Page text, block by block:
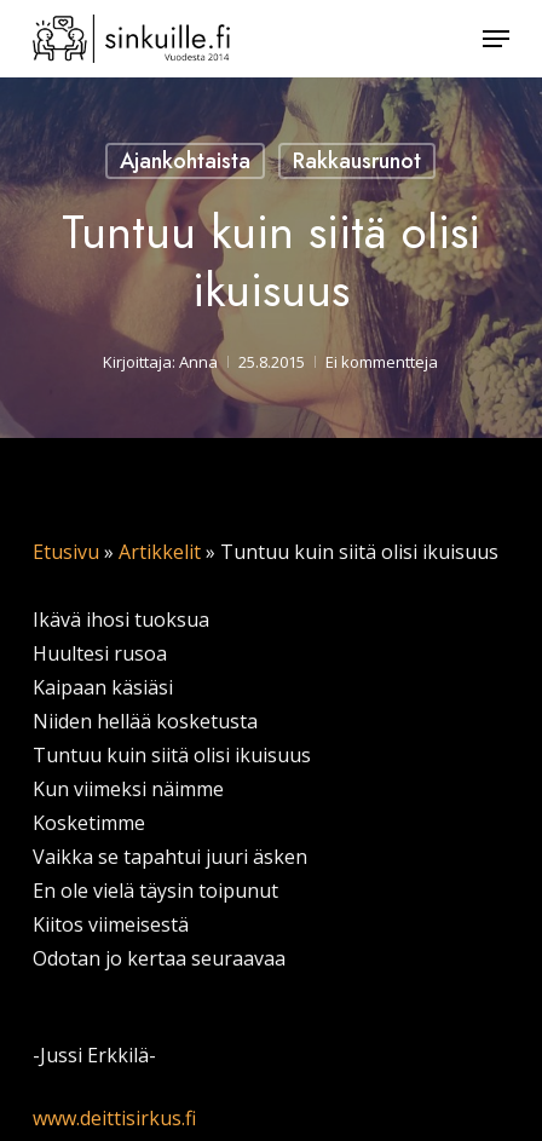
Skip
main
content
Ajankohtaista Rakkausrunot
Tuntuu kuin siitä olisi
ikuisuus
Kirjoittaja: Anna 25.8.2015 Ei kommentteja
Etusivu » Artikkelit» Tuntuu kuin siitä olisi ikuisuus
Ikävä ihosi tuoksua
Huultesi rusoa
Kaipaan käsiäsi
Niiden hellää kosketusta
Tuntuu kuin siitä olisi ikuisuus
Kun viimeksi näimme
Kosketimme
Vaikka se tapahtui juuri äsken
En ole vielä täysin toipunut
Kiitos viimeisestä
Odotan jo kertaa seuraavaa
-Jussi Erkkilä-
www.deittisirkus.fi
Sulje